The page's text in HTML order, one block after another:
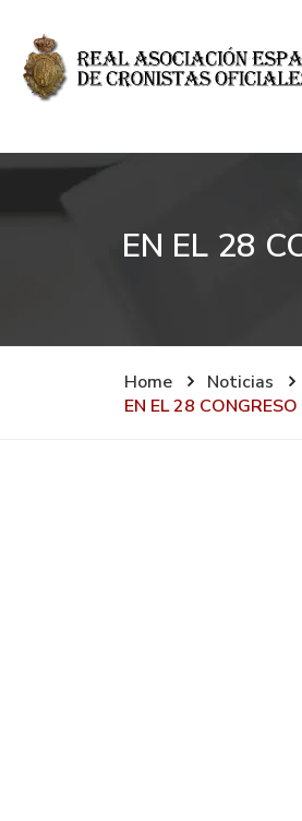
EN EL 28
Home
Noticias
EN EL 28